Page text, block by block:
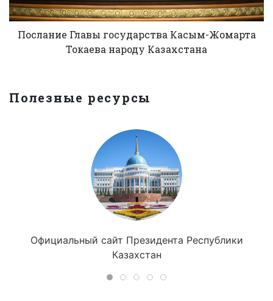
Послание Главы государства Касым-Жомарта
Токаева народу Казахстана
Полезные ресурсы
Официальный сайт Президента Республики
Казахстан